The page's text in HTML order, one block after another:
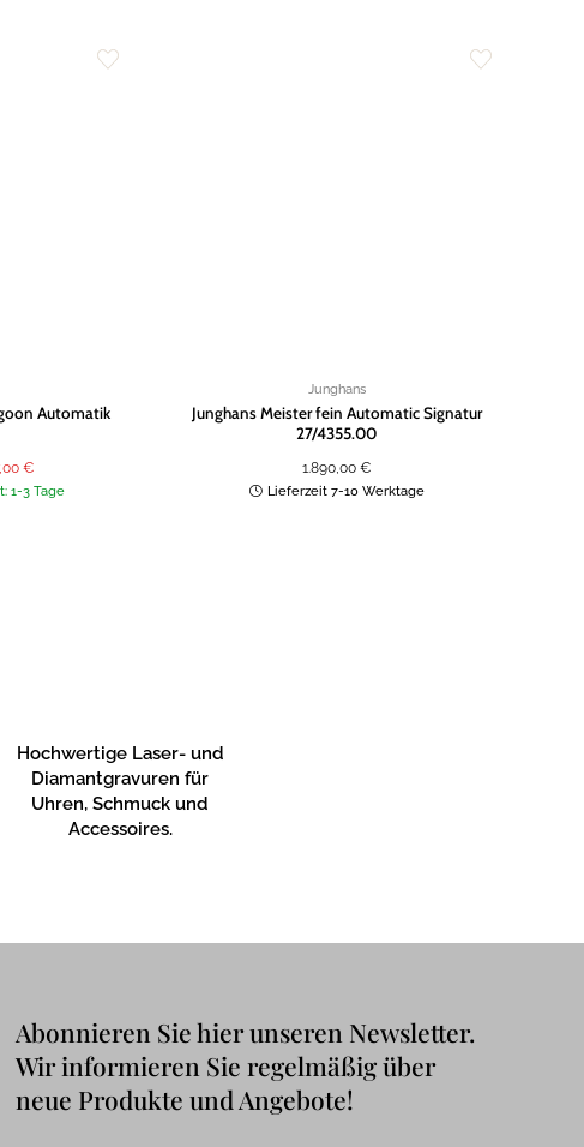
Automatik
€
€Aktueller
Preis
ist:
477,00 €.
1-3 Tage
Junghans
Junghans Meister fein Automatic Signatur
27/4355.00
1.890,00 €
Lieferzeit 7-10 Werktage
Hochwertige Laser- und
Diamantgravuren für
Uhren, Schmuck und
Accessoires.
Abonnieren Sie hier unseren Newsletter.
Wir informieren Sie regelmäßig über
neue Produkte und Angebote!